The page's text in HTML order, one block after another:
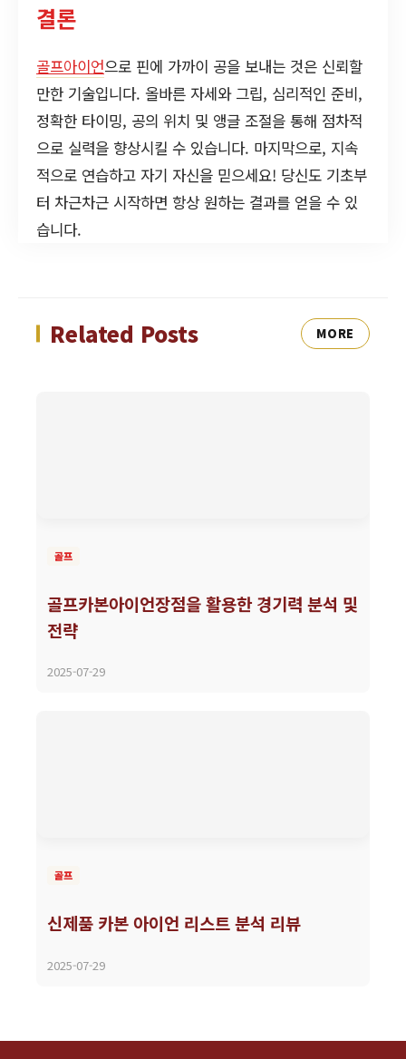
결론
골프아이언으로 핀에 가까이 공을 보내는 것은 신뢰할
만한 기술입니다. 올바른 자세와 그립, 심리적인 준비,
정확한 타이밍, 공의 위치 및 앵글 조절을 통해 점차적
으로 실력을 향상시킬 수 있습니다. 마지막으로, 지속
적으로 연습하고 자기 자신을 믿으세요! 당신도 기초부
터 차근차근 시작하면 항상 원하는 결과를 얻을 수 있
습니다.
Related Posts MORE
골프
골프카본아이언장점을 활용한 경기력 분석 및
전략
2025-07-29
골프
신제품 카본 아이언 리스트 분석 리뷰
2025-07-29